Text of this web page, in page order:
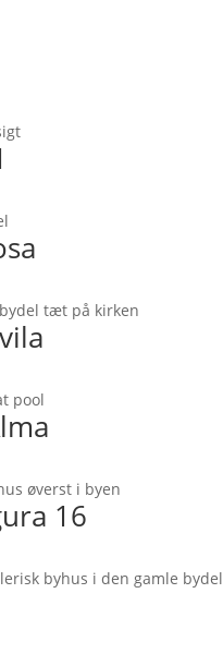
tæt på kirken
pool
øverst i byen
16
byhus i den gamle bydel